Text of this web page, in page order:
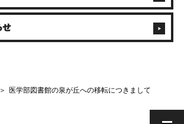
医学部図書館の泉が丘への移転につきまして
せ